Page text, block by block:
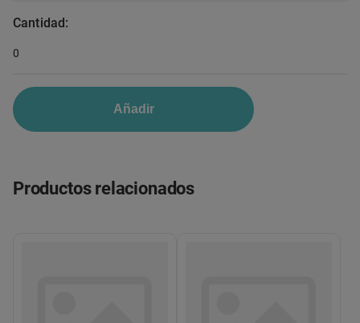
Cantidad:
0
Añadir
Productos relacionados